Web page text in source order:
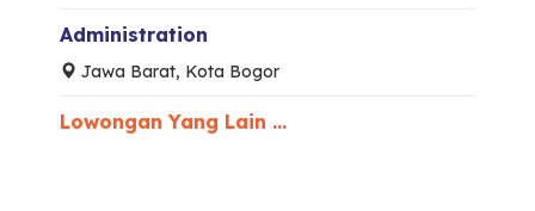
Administration
Jawa Barat, Kota Bogor
Lowongan Yang Lain ...